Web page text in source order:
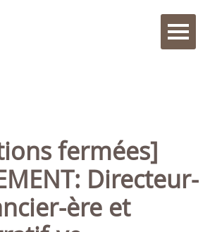
Directeur-
ère et